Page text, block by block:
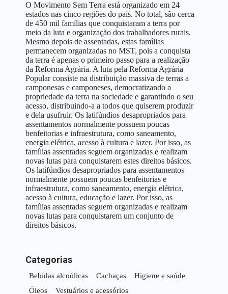
O Movimento Sem Terra está organizado em 24
estados nas cinco regiões do país. No total, são cerca
de 450 mil famílias que conquistaram a terra por
meio da luta e organização dos trabalhadores rurais.
Mesmo depois de assentadas, estas famílias
permanecem organizadas no MST, pois a conquista
da terra é apenas o primeiro passo para a realização
da Reforma Agrária. A luta pela Reforma Agrária
Popular consiste na distribuição massiva de terras a
camponesas e camponeses, democratizando a
propriedade da terra na sociedade e garantindo o seu
acesso, distribuindo-a a todos que quiserem produzir
e dela usufruir. Os latifúndios desapropriados para
assentamentos normalmente possuem poucas
benfeitorias e infraestrutura, como saneamento,
energia elétrica, acesso à cultura e lazer. Por isso, as
famílias assentadas seguem organizadas e realizam
novas lutas para conquistarem estes direitos básicos.
Os latifúndios desapropriados para assentamentos
normalmente possuem poucas benfeitorias e
infraestrutura, como saneamento, energia elétrica,
acesso à cultura, educação e lazer. Por isso, as
famílias assentadas seguem organizadas e realizam
novas lutas para conquistarem um conjunto de
direitos básicos.
Categorias
Bebidas alcoólicas Cachaças
Higiene e saúde
Óleos
Vestuários e acessórios